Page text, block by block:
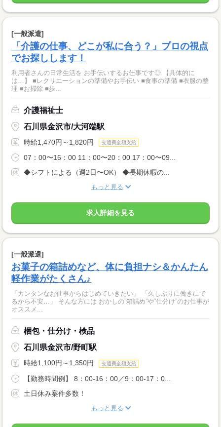
[一般派遣]
「介護の仕事、どこが私に合う？」プロの視点
でお探しします！
利用者さんの日常生活を お手伝いするお仕事です◎ 【具体的に
は…】 ■レクリエーションの準備やお手伝い ■食事の準備 ■衣服の整
理 ■お掃除 ■歩...
介護福祉士
石川県金沢市/大河端駅
時給1,470円～1,820円 交通費全額支給
07：00〜16：00 11：00〜20：00 17：00〜09...
◆シフトによる（週2日〜OK） ◆長期休暇の...
もっと見る
求人詳細を見る
[一般派遣]
お菓子の箱詰めなど、体に負担ナシ＆かんたん
軽作業がたくさん♪
「カンタンなお仕事からはじめていきたい」 「久しぶりに働きにで
るから不安…」 そんな方には おかしの”箱詰め”や”仕分け”のお仕事が
オススメ...
梱包・仕分け・検品
石川県金沢市/野町駅
時給1,100円～1,350円 交通費全額支給
【勤務時間例】 8：00-16：00／9：00-17：0...
土日休み案件多数！
もっと見る